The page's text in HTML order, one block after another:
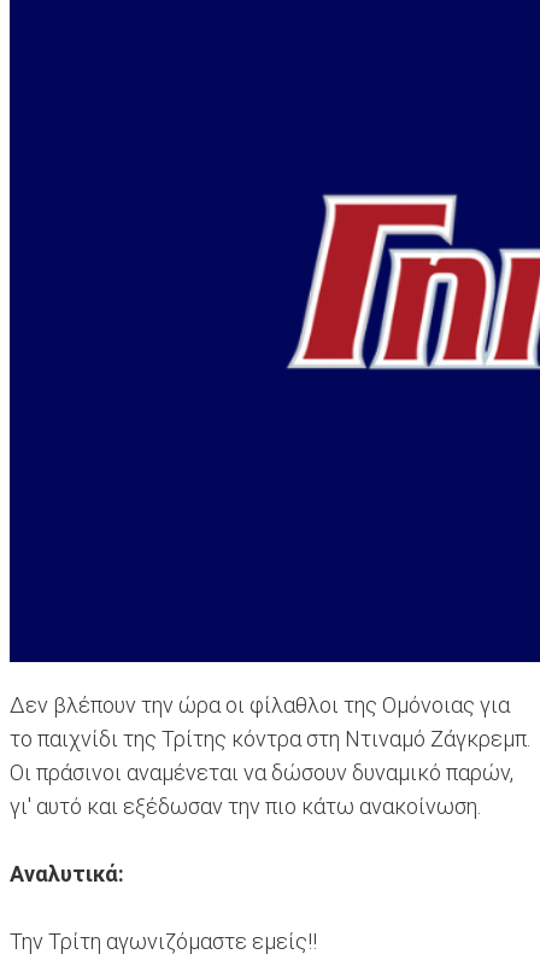
Δεν βλέπουν την ώρα οι φίλαθλοι της Ομόνοιας για
το παιχνίδι της Τρίτης κόντρα στη Ντιναμό Ζάγκρεμπ.
Οι πράσινοι αναμένεται να δώσουν δυναμικό παρών,
γι' αυτό και εξέδωσαν την πιο κάτω ανακοίνωση.
Αναλυτικά:
Την Τρίτη αγωνιζόμαστε εμείς!!